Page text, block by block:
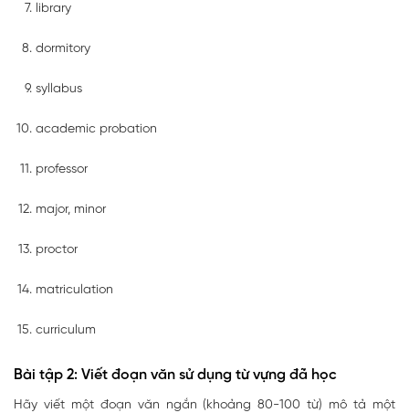
library
dormitory
syllabus
academic probation
professor
major, minor
proctor
matriculation
curriculum
Bài tập 2: Viết đoạn văn sử dụng từ vựng đã học
Hãy viết một đoạn văn ngắn (khoảng 80-100 từ) mô tả một